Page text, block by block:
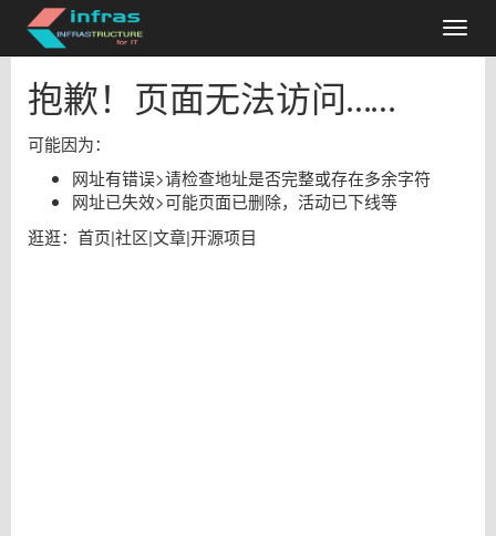
抱歉！页面无法访问……
可能因为：
网址有错误>请检查地址是否完整或存在多余字符
网址已失效>可能页面已删除，活动已下线等
逛逛： 首页|社区|文章|开源项目